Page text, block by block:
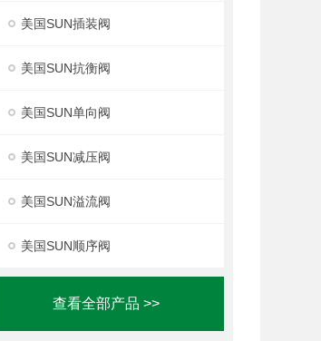
美国SUN插装阀
美国SUN抗衡阀
美国SUN单向阀
美国SUN减压阀
美国SUN溢流阀
美国SUN顺序阀
查看全部产品 >>